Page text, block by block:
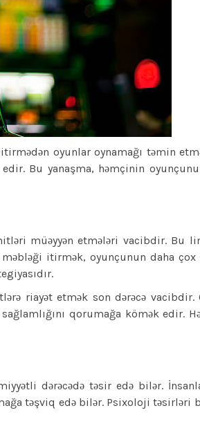
oyunlar oynamağı təmin
Bu yanaşma, həmçinin
müəyyən etmələri vacibdir. Bu
məbləği itirmək, oyunçunun daha
riayət etmək son dərəcə vacibdir.
qorumağa kömək edir.
dərəcədə təsir edə bilər.
təşviq edə bilər. Psixoloji təsirləri